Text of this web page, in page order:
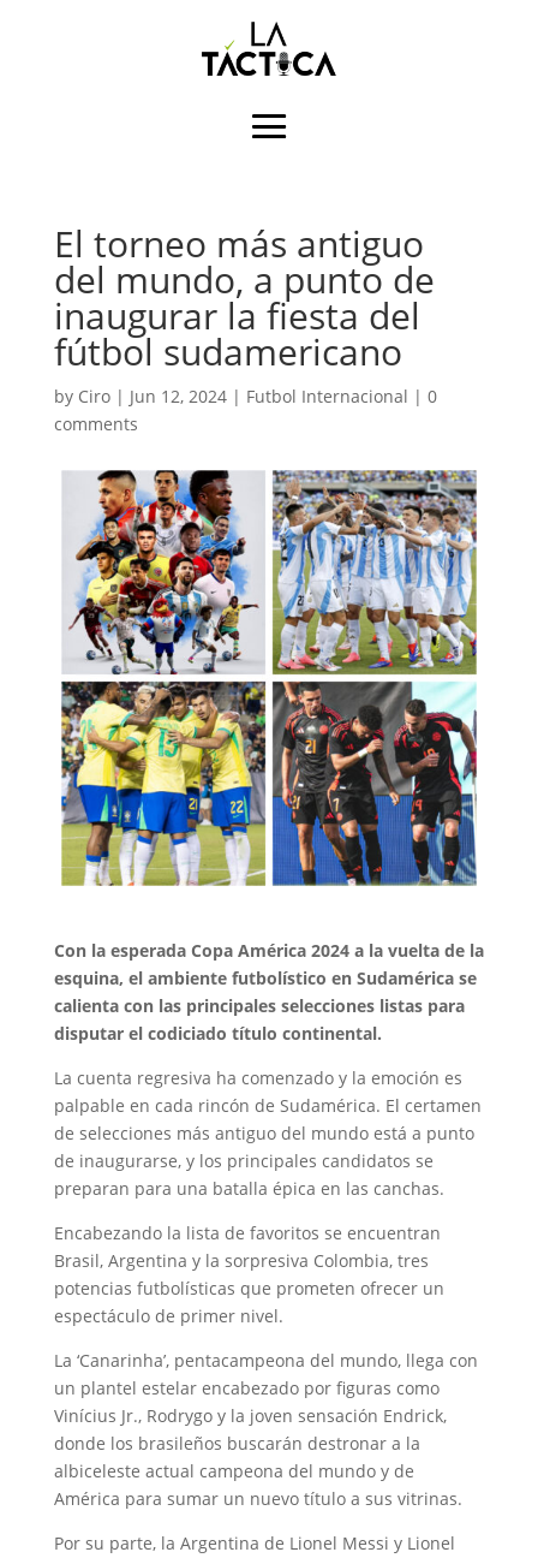
El torneo más antiguo
del mundo, a punto de
inaugurar la fiesta del
fútbol sudamericano
by Ciro| Jun 12, 2024| Futbol Internacional | 0
comments
Con la esperada Copa América 2024 a la vuelta de la
esquina, el ambiente futbolístico en Sudamérica se
calienta con las principales selecciones listas para
disputar el codiciado título continental.
La cuenta regresiva ha comenzado y la emoción es
palpable en cada rincón de Sudamérica. El certamen
de selecciones más antiguo del mundo está a punto
de inaugurarse, y los principales candidatos se
preparan para una batalla épica en las canchas.
Encabezando la lista de favoritos se encuentran
Brasil, Argentina y la sorpresiva Colombia, tres
potencias futbolísticas que prometen ofrecer un
espectáculo de primer nivel.
La ‘Canarinha’, pentacampeona del mundo, llega con
un plantel estelar encabezado por figuras como
Vinícius Jr., Rodrygo y la joven sensación Endrick,
donde los brasileños buscarán destronar a la
albiceleste actual campeona del mundo y de
América para sumar un nuevo título a sus vitrinas.
Por su parte, la Argentina de Lionel Messi y Lionel